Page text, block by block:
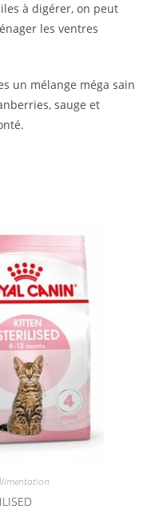
à digérer, on peut
les ventres
un mélange méga sain
sauge et